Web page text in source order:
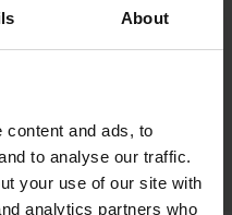
About
content and ads, to
to analyse our traffic.
your use of our site with
analytics partners who